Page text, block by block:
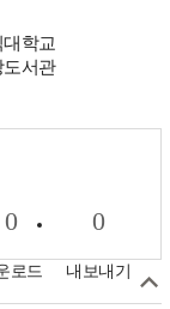
대학교
도서관
0
로드
0
내보내기